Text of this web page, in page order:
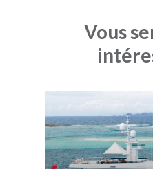
Vous